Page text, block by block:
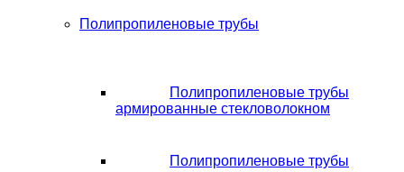
Полипропиленовые трубы
Полипропиленовые трубы
армированные стекловолокном
Полипропиленовые трубы